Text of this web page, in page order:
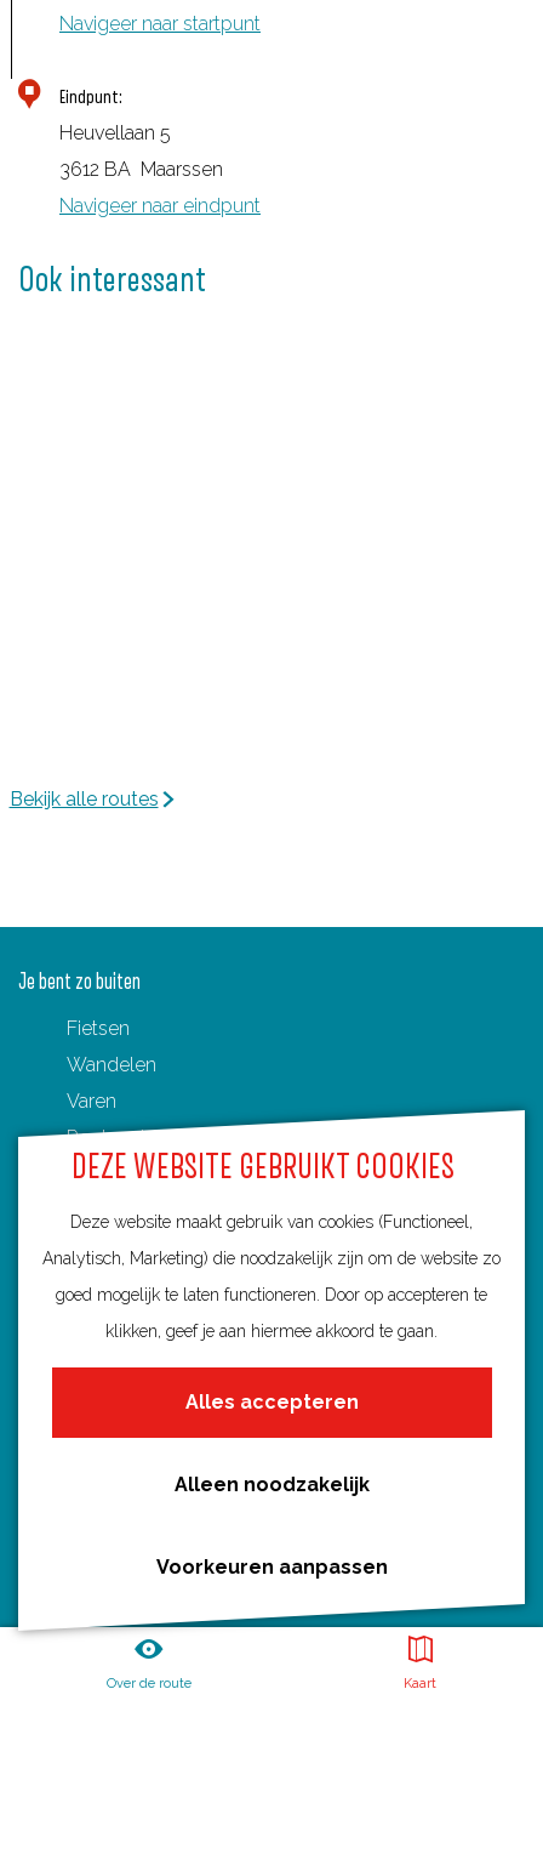
DEZE WEBSITE GEBRUIKT COOKIES
Deze website maakt gebruik van cookies (Functioneel,
Analytisch, Marketing) die noodzakelijk zijn om de website zo
goed mogelijk te laten functioneren. Door op accepteren te
klikken, geef je aan hiermee akkoord te gaan.
Alles accepteren
Alleen noodzakelijk
Voorkeuren aanpassen
Over de route Kaart
Navigeer naar startpunt
Eindpunt:
Heuvellaan 5
3612 BA Maarssen
Navigeer naar eindpunt
Ook interessant
Bekijk alle routes
Je bent zo buiten
Fietsen
Wandelen
Varen
Routenetwerken in Utrecht
Toeristische Overstappunten (TOP's)
Ontdek Utrecht
Fietsroutes per gemeente
Wandelroutes per gemeente
Regio's in Utrecht
Routenieuws en -tips
Routebureau Utrecht